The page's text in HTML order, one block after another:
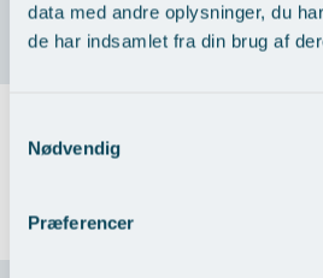
data med andre oplysninger, du
de har indsamlet fra din brug af
Nødvendig
Præferencer
Resultat
Priser på steroidindsprøjtning